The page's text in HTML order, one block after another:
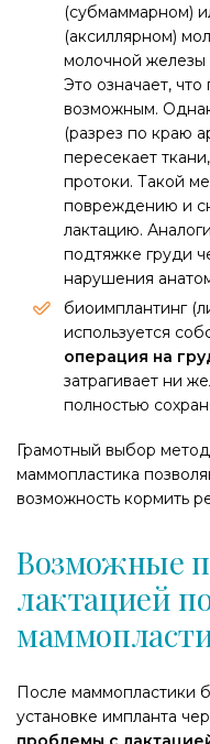
(субмаммарном)
(аксиллярном)
молочной железы
Это означает,
возможным.
(разрез по краю
пересекает
протоки. Такой
повреждению и
лактацию.
подтяжке груди
нарушения
биоимплантинг
используется
операция на
затрагивает ни
полностью
Грамотный выбор
маммопластика
возможность кормить
Возможные
лактацией
После маммопластики
установке импланта